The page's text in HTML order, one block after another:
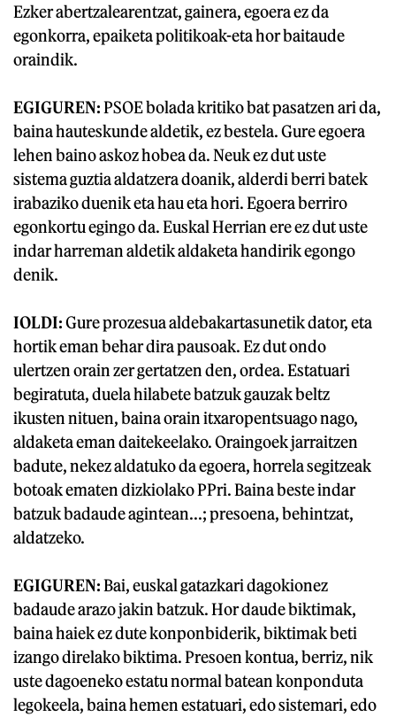
Ezker abertzalearentzat, gainera, egoera ez da
egonkorra, epaiketa politikoak-eta hor baitaude
oraindik.
EGIGUREN:PSOE bolada kritiko bat pasatzen ari da,
baina hauteskunde aldetik, ez bestela. Gure egoera
lehen baino askoz hobea da. Neuk ez dut uste
sistema guztia aldatzera doanik, alderdi berri batek
irabaziko duenik eta hau eta hori. Egoera berriro
egonkortu egingo da. Euskal Herrian ere ez dut uste
indar harreman aldetik aldaketa handirik egongo
denik.
IOLDI:Gure prozesua aldebakartasunetik dator, eta
hortik eman behar dira pausoak. Ez dut ondo
ulertzen orain zer gertatzen den, ordea. Estatuari
begiratuta, duela hilabete batzuk gauzak beltz
ikusten nituen, baina orain itxaropentsuago nago,
aldaketa eman daitekeelako. Oraingoek jarraitzen
badute, nekez aldatuko da egoera, horrela segitzeak
botoak ematen dizkiolako PPri. Baina beste indar
batzuk badaude agintean...; presoena, behintzat,
aldatzeko.
EGIGUREN:Bai, euskal gatazkari dagokionez
badaude arazo jakin batzuk. Hor daude biktimak,
baina haiek ez dute konponbiderik, biktimak beti
izango direlako biktima. Presoen kontua, berriz, nik
uste dagoeneko estatu normal batean konponduta
legokeela, baina hemen estatuari, edo sistemari, edo